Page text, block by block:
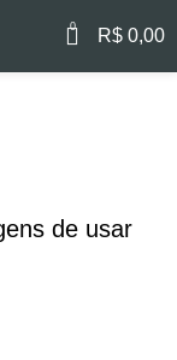
0 R$ 0,00
de usar